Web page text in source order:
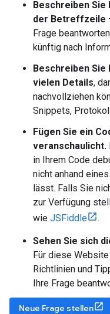
Beschreiben Sie
der Betreffzeile
Frage
künftig nach
Beschreiben
vielen Details,
nachvollziehen
Snippets,
Fügen Sie ein
veranschaulicht.
in Ihrem Code
nicht anhand
lässt. Falls Sie
zur Verfügung
wie JSFiddle .
Sehen Sie sich
Für diese
Richtlinien und
Ihre Frage
Neue Frage stellen